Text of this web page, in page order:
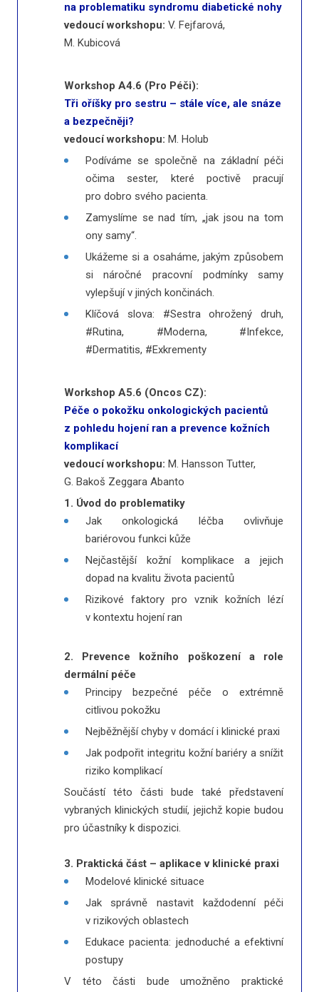
na problematiku syndromu diabetické nohy
vedoucí workshopu: V. Fejfarová,
M. Kubicová
Workshop A4.6 (Pro Péči):
Tři oříšky pro sestru – stále více, ale snáze
a bezpečněji?
vedoucí workshopu: M. Holub
Podíváme se společně na základní péči
očima sester, které poctivě pracují
pro dobro svého pacienta.
Zamyslíme se nad tím, „jak jsou na tom
ony samy“.
Ukážeme si a osaháme, jakým způsobem
si náročné pracovní podmínky samy
vylepšují v jiných končinách.
Klíčová slova: #Sestra ohrožený druh,
#Rutina, #Moderna, #Infekce,
#Dermatitis, #Exkrementy
Workshop A5.6 (Oncos CZ):
Péče o pokožku onkologických pacientů
z pohledu hojení ran a prevence kožních
komplikací
vedoucí workshopu: M. Hansson Tutter,
G. Bakoš Zeggara Abanto
1. Úvod do problematiky
Jak onkologická léčba ovlivňuje
bariérovou funkci kůže
Nejčastější kožní komplikace a jejich
dopad na kvalitu života pacientů
Rizikové faktory pro vznik kožních lézí
v kontextu hojení ran
2. Prevence kožního poškození a role
dermální péče
Principy bezpečné péče o extrémně
citlivou pokožku
Nejběžnější chyby v domácí i klinické praxi
Jak podpořit integritu kožní bariéry a snížit
riziko komplikací
Součástí této části bude také představení
vybraných klinických studií, jejichž kopie budou
pro účastníky k dispozici.
3. Praktická část – aplikace v klinické praxi
Modelové klinické situace
Jak správně nastavit každodenní péči
v rizikových oblastech
Edukace pacienta: jednoduché a efektivní
postupy
V této části bude umožněno praktické